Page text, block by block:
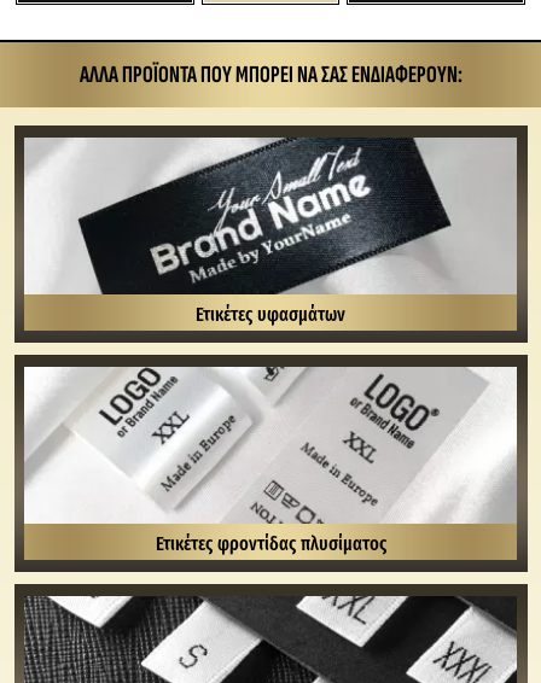
ΆΛΛΑ ΠΡΟΪΌΝΤΑ ΠΟΥ ΜΠΟΡΕΊ ΝΑ ΣΑΣ ΕΝΔΙΑΦΈΡΟΥΝ:
Ετικέτες υφασμάτων
Ετικέτες φροντίδας πλυσίματος